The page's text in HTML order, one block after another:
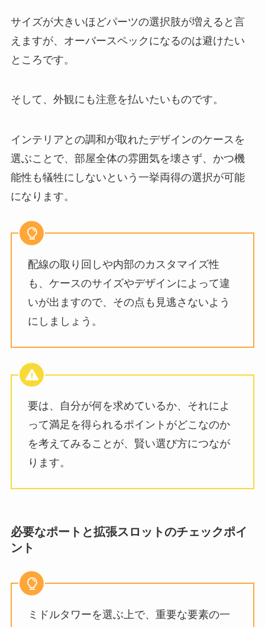
サイズが大きいほどパーツの選択肢が増えると言
えますが、オーバースペックになるのは避けたい
ところです。
そして、外観にも注意を払いたいものです。
インテリアとの調和が取れたデザインのケースを
選ぶことで、部屋全体の雰囲気を壊さず、かつ機
能性も犠牲にしないという一挙両得の選択が可能
になります。
配線の取り回しや内部のカスタマイズ性
も、ケースのサイズやデザインによって違
いが出ますので、その点も見逃さないよう
にしましょう。
要は、自分が何を求めているか、それによ
って満足を得られるポイントがどこなのか
を考えてみることが、賢い選び方につなが
ります。
必要なポートと拡張スロットのチェックポイ
ント
ミドルタワーを選ぶ上で、重要な要素の一